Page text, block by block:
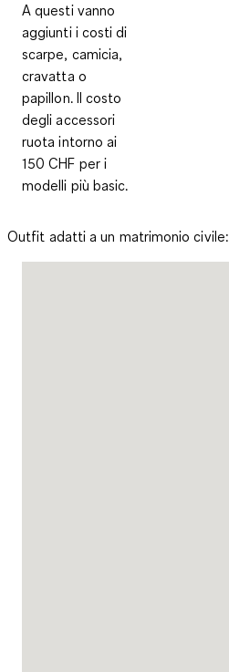
A questi vanno
aggiunti i costi di
scarpe, camicia,
cravatta o
papillon. Il costo
degli accessori
ruota intorno ai
150 CHF per i
modelli più basic.
Outfit adatti a un matrimonio civile: